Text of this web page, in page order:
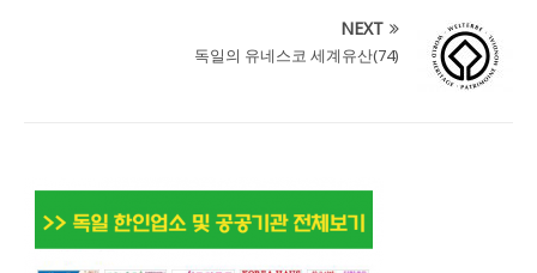
NEXT
독일의 유네스코 세계유산(74)